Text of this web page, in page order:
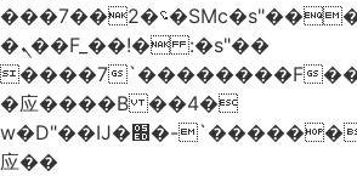
���؝�2��7�SMc�s"���ޭ�DQ/�应
�ܢ��F_��!� :�s"��
����7`��������F
�应����B ��4�
w�D"��IJ�׭�-`������S��9�Dr�ji��EJ߅��gJ�
应��